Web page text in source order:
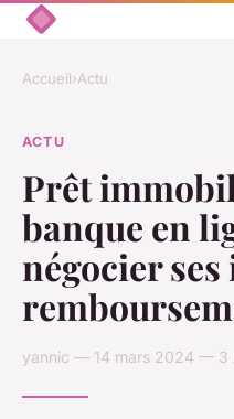
Accueil›Actu
ACTU
Prêt
banque en
négocier
yannic — 14 mars 2024 — 3